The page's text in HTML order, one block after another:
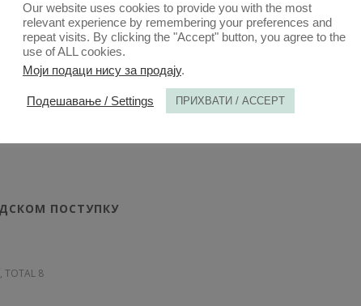
2
ПОСТУПКУ
TOTAL 8
Our website uses cookies to provide you with the most
relevant experience by remembering your preferences and
repeat visits. By clicking the "Accept" button, you agree to the
use of ALL cookies.
Моји подаци нису за продају.
Подешавање / Settings ПРИХВАТИ / ACCEPT